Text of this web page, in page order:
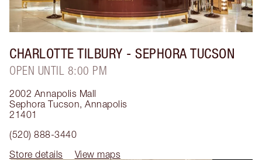
CHARLOTTE TILBURY - SEPHORA TUCSON
OPEN UNTIL 8:00 PM
2002 Annapolis Mall
Sephora Tucson, Annapolis
21401
(520) 888-3440
Store details
View maps